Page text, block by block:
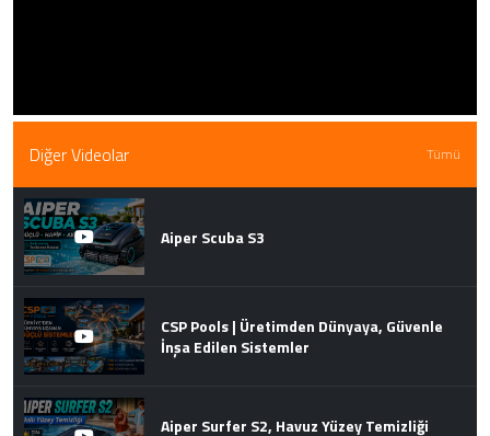
Diğer Videolar Tümü
Aiper Scuba S3
CSP Pools | Üretimden Dünyaya, Güvenle
İnşa Edilen Sistemler
Aiper Surfer S2, Havuz Yüzey Temizliği